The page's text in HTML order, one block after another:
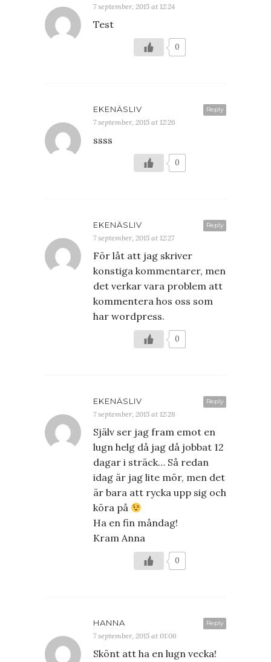
7 september, 2015 at 12:24
Test
0
Reply
EKENÄSLIV
7 september, 2015 at 12:26
ssss
0
Reply
EKENÄSLIV
7 september, 2015 at 12:27
För låt att jag skriver
konstiga kommentarer, men
det verkar vara problem att
kommentera hos oss som
har wordpress.
0
Reply
EKENÄSLIV
7 september, 2015 at 12:28
Själv ser jag fram emot en
lugn helg då jag då jobbat 12
dagar i sträck… Så redan
idag är jag lite mör, men det
är bara att rycka upp sig och
köra på
Ha en fin måndag!
Kram Anna
0
Reply
HANNA
7 september, 2015 at 01:06
Skönt att ha en lugn vecka!